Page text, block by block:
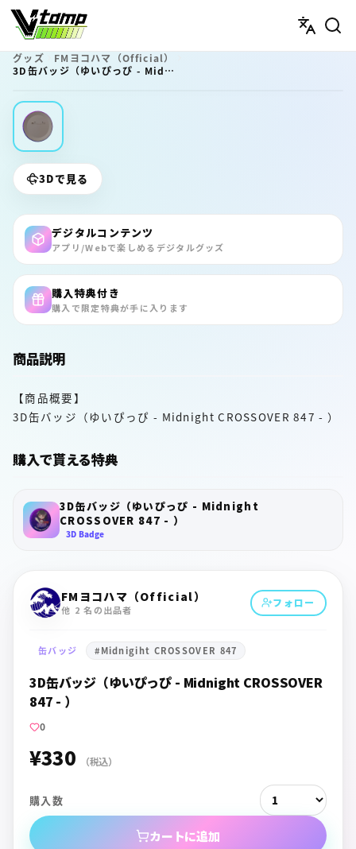
V-tamp（ブイタンプ）
グッズ
FMヨコハマ（Official）
3D缶バッジ（ゆいぴっぴ - Midnight CROSSOVER 847 - ）
3Dで見る
デジタルコンテンツ
アプリ/Webで楽しめるデジタルグッズ
購入特典付き
購入で限定特典が手に入ります
商品説明
【商品概要】
3D缶バッジ（ゆいぴっぴ - Midnight CROSSOVER 847 - ）
購入で貰える特典
3D缶バッジ（ゆいぴっぴ - Midnight
CROSSOVER 847 - ）
3D Badge
FMヨコハマ（Official）
他 2 名の出品者
フォロー
缶バッジ #Midnigiht CROSSOVER 847
3D缶バッジ（ゆいぴっぴ - Midnight CROSSOVER
847 - ）
0
¥330 （税込）
購入数
カートに追加